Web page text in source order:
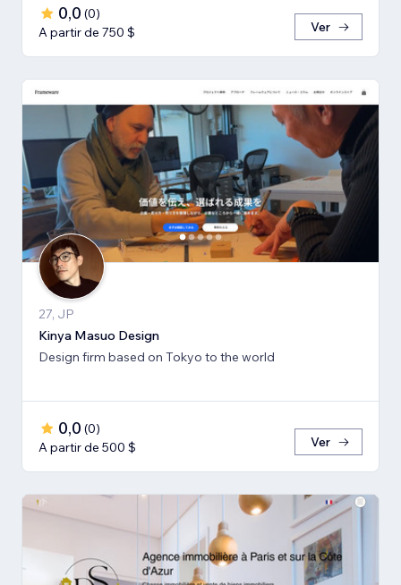
0,0 (0)
A partir de 750 $
Ver
27, JP
Kinya Masuo Design
Design firm based on Tokyo to the world
0,0 (0)
A partir de 500 $
Ver